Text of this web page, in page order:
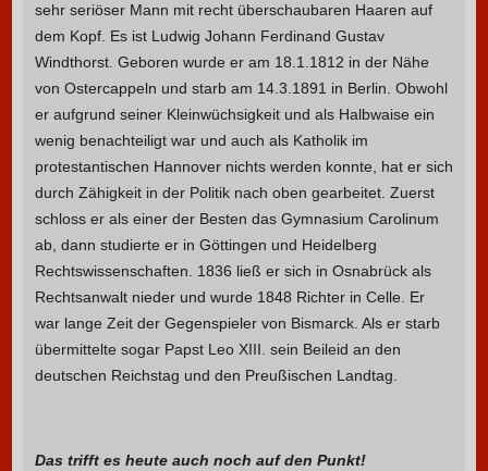
sehr seriöser Mann mit recht überschaubaren Haaren auf
dem Kopf. Es ist Ludwig Johann Ferdinand Gustav
Windthorst. Geboren wurde er am 18.1.1812 in der Nähe
von Ostercappeln und starb am 14.3.1891 in Berlin. Obwohl
er aufgrund seiner Kleinwüchsigkeit und als Halbwaise ein
wenig benachteiligt war und auch als Katholik im
protestantischen Hannover nichts werden konnte, hat er sich
durch Zähigkeit in der Politik nach oben gearbeitet. Zuerst
schloss er als einer der Besten das Gymnasium Carolinum
ab, dann studierte er in Göttingen und Heidelberg
Rechtswissenschaften. 1836 ließ er sich in Osnabrück als
Rechtsanwalt nieder und wurde 1848 Richter in Celle. Er
war lange Zeit der Gegenspieler von Bismarck. Als er starb
übermittelte sogar Papst Leo XIII. sein Beileid an den
deutschen Reichstag und den Preußischen Landtag.
Das trifft es heute auch noch auf den Punkt!